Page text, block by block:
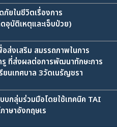
ยในชีวิตเรื่องการ
อุบัติเหตุและเจ็บป่วย)
ส่งเสริม สมรรถภาพในการ
ที่ส่งผลต่อการพัฒนาทักษะการ
ยนเทศบาล 3วัดเนรัญชรา
บกลุ่มร่วมมือโดยใช้เทคนิค TAI
าษาอังกฤษเร